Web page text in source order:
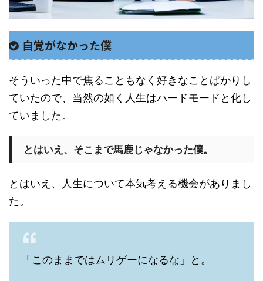
自覚がなかった僕
そういった中で焦ることもなく好きなことばかりし
ていたので、当然の如く人生はハードモードと化し
ていました。
とはいえ、そこまで馬鹿じゃなかった僕。
とはいえ、人生について本気考える機会がありまし
た。
「このままではムリゲーになるな」と。